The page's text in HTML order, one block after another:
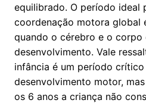
equilibrado. O período ideal
coordenação motora global
quando o cérebro e o corpo
desenvolvimento. Vale
infância é um período
desenvolvimento motor,
os 6 anos a criança não